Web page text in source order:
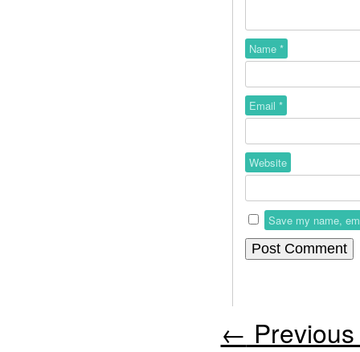
Name *
Email *
Website
Save my name,
←